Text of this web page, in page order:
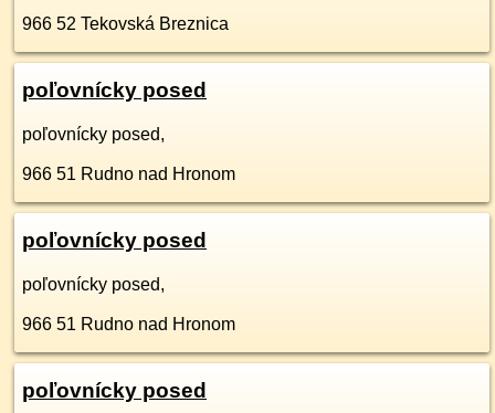
966 52 Tekovská Breznica
poľovnícky posed
poľovnícky posed,
966 51 Rudno nad Hronom
poľovnícky posed
poľovnícky posed,
966 51 Rudno nad Hronom
poľovnícky posed